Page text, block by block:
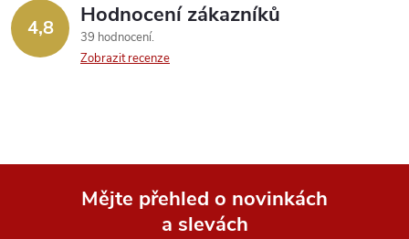
4,8 Hodnocení zákazníků
39 hodnocení
Zobrazit recenze
Mějte přehled o novinkách
a slevách